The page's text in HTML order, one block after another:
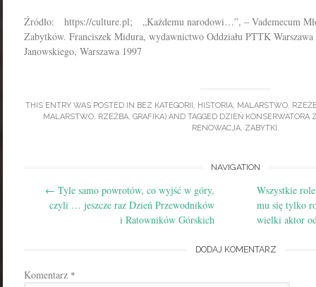
Źródło: https://culture.pl; „Każdemu narodowi…”, – Vademecum
Zabytków. Franciszek Midura, wydawnictwo Oddziału PTTK
Janowskiego, Warszawa 1997
THIS ENTRY WAS POSTED IN BEZ KATEGORII, HISTORIA, MALARSTWO,
MALARSTWO, RZEŹBA, GRAFIKA)AND TAGGED DZIEŃ KONSERWATORA
RENOWACJA, ZABYTKI.
navigation
NAVIGATION
← Tyle samo powrotów, co wyjść w góry,
czyli … jeszcze raz Dzień Przewodników
i Ratowników Górskich
Wszystkie
mu się tylko
wielki aktor
DODAJ KOMENTARZ
Komentarz *